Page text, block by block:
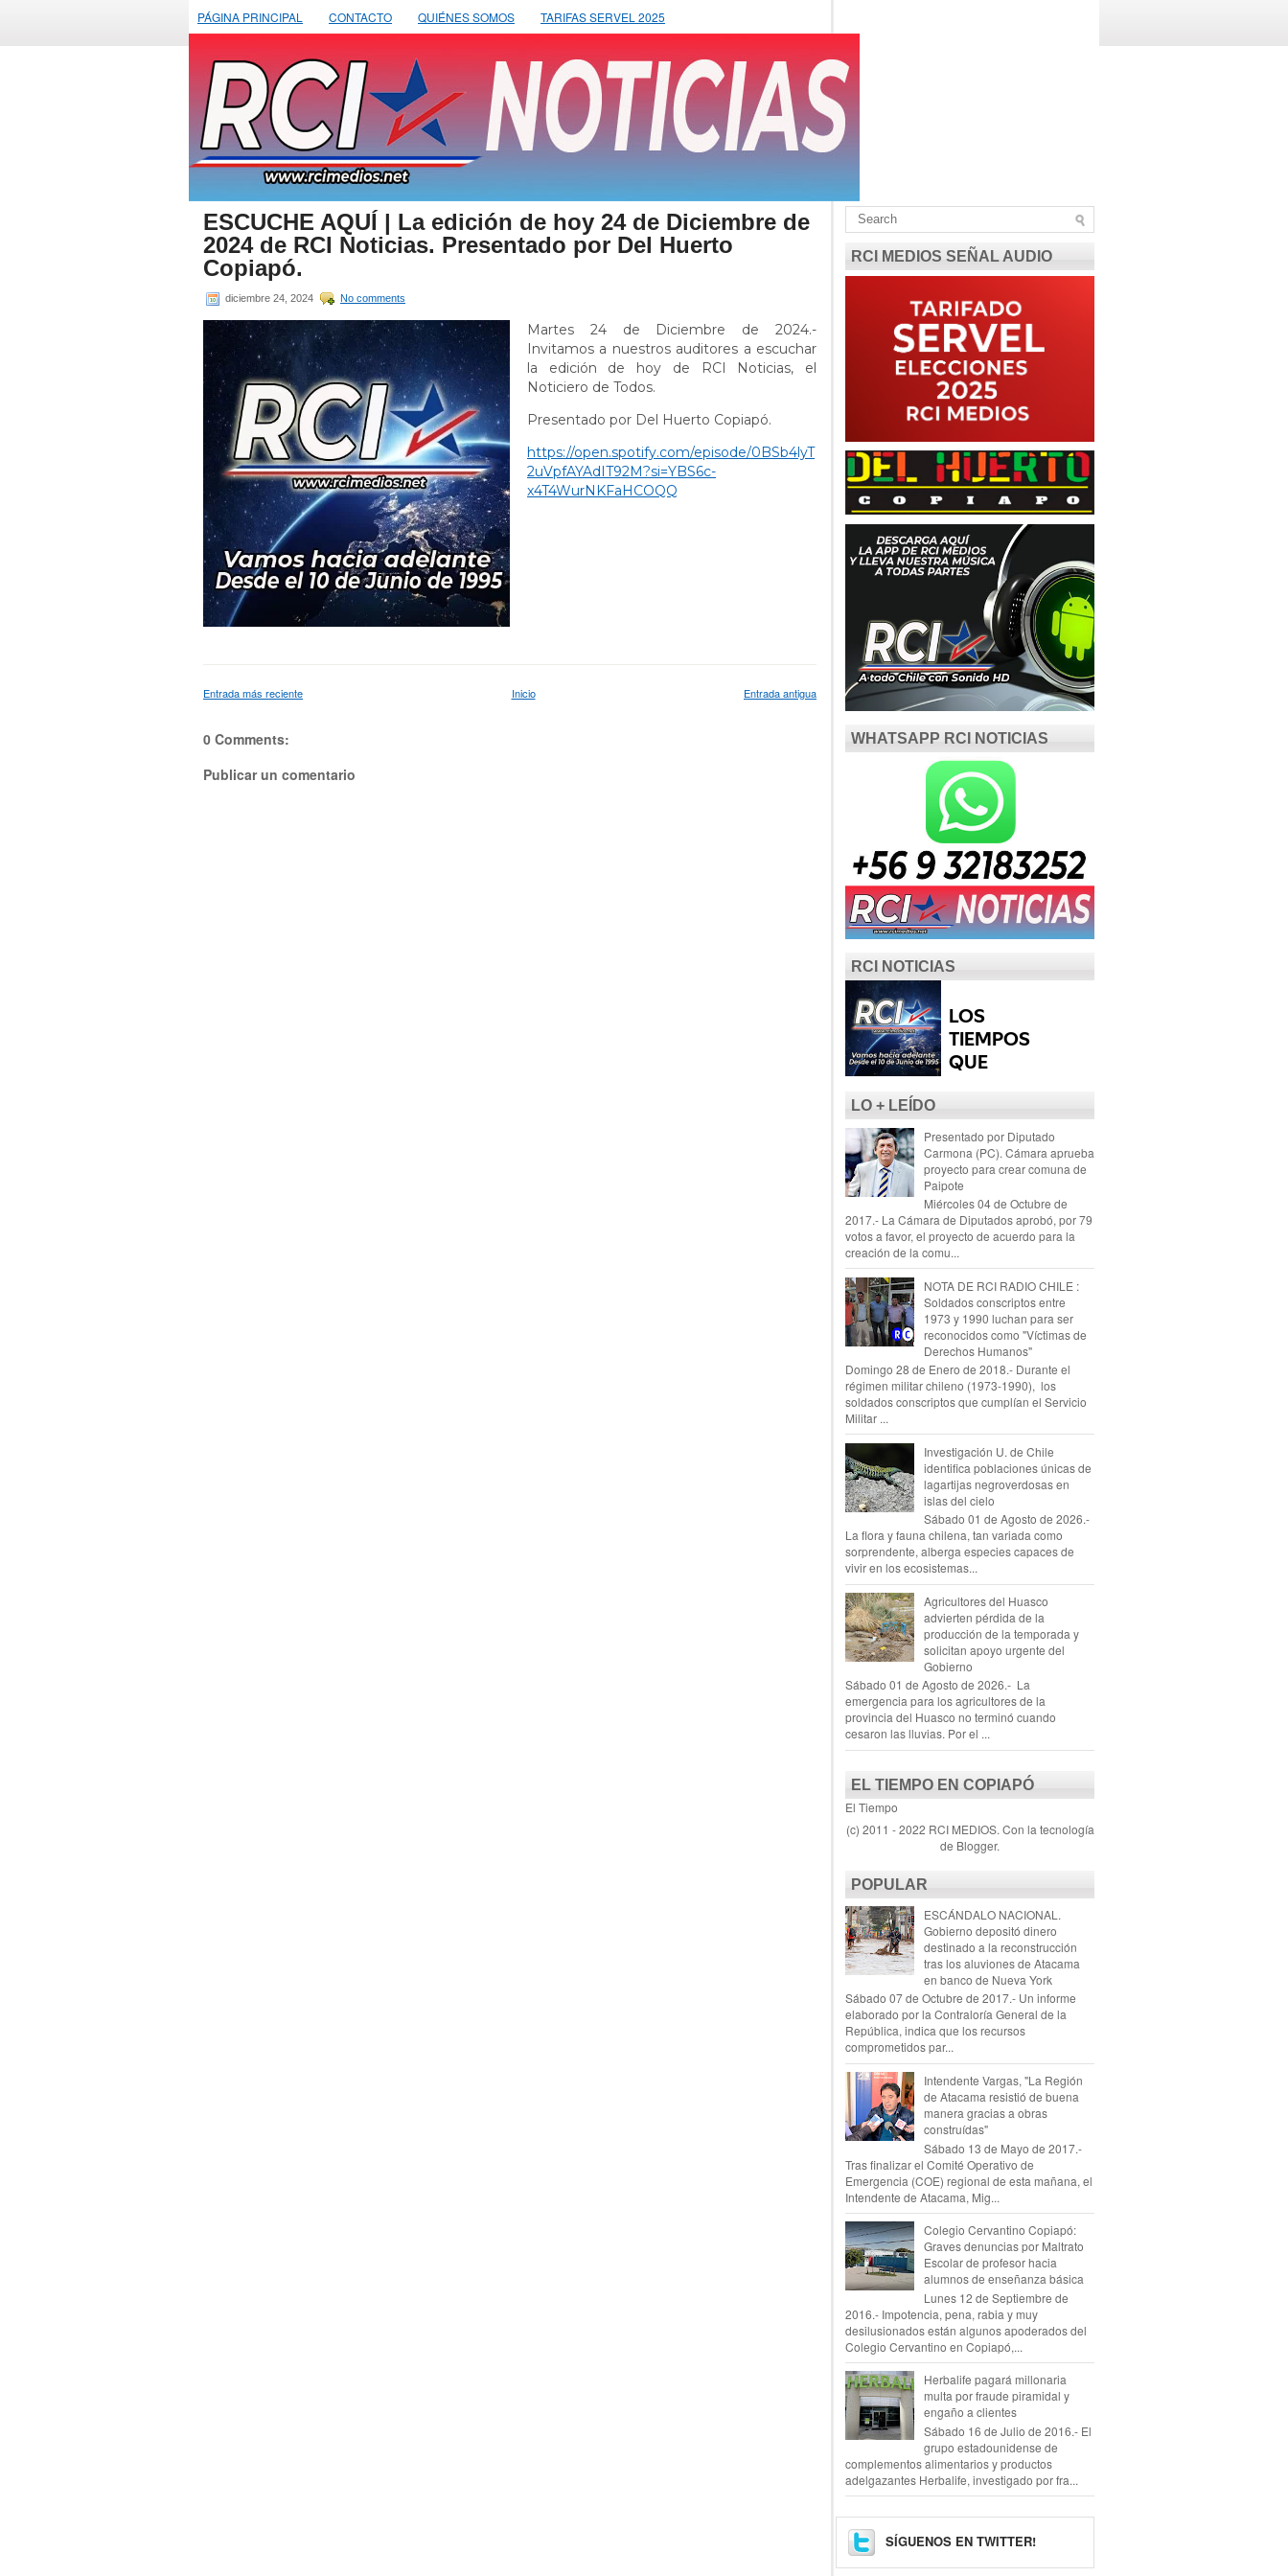
PÁGINA PRINCIPAL CONTACTO QUIÉNES SOMOS TARIFAS SERVEL 2025
ESCUCHE AQUÍ | La edición de hoy 24 de Diciembre de
2024 de RCI Noticias. Presentado por Del Huerto
Copiapó.
diciembre 24, 2024 No comments
Martes 24 de Diciembre de 2024.-
Invitamos a nuestros auditores a escuchar
la edición de hoy de RCI Noticias, el
Noticiero de Todos.
Presentado por Del Huerto Copiapó.
https://open.spotify.com/episode/0BSb4lyT
2uVpfAYAdIT92M?si=YBS6c-
x4T4WurNKFaHCOQQ
Entrada más reciente Entrada antigua
Inicio
0 Comments:
Publicar un comentario
RCI MEDIOS SEÑAL AUDIO
WHATSAPP RCI NOTICIAS
RCI NOTICIAS
LO + LEÍDO
Presentado por Diputado
Carmona (PC). Cámara aprueba
proyecto para crear comuna de
Paipote
Miércoles 04 de Octubre de
2017.- La Cámara de Diputados aprobó, por 79
votos a favor, el proyecto de acuerdo para la
creación de la comu...
NOTA DE RCI RADIO CHILE :
Soldados conscriptos entre
1973 y 1990 luchan para ser
reconocidos como "Víctimas de
Derechos Humanos"
Domingo 28 de Enero de 2018.- Durante el
régimen militar chileno (1973-1990), los
soldados conscriptos que cumplían el Servicio
Militar ...
Investigación U. de Chile
identifica poblaciones únicas de
lagartijas negroverdosas en
islas del cielo
Sábado 01 de Agosto de 2026.-
La flora y fauna chilena, tan variada como
sorprendente, alberga especies capaces de
vivir en los ecosistemas...
Agricultores del Huasco
advierten pérdida de la
producción de la temporada y
solicitan apoyo urgente del
Gobierno
Sábado 01 de Agosto de 2026.- La
emergencia para los agricultores de la
provincia del Huasco no terminó cuando
cesaron las lluvias. Por el ...
EL TIEMPO EN COPIAPÓ
El Tiempo
(c) 2011 - 2022 RCI MEDIOS. Con la tecnología
de Blogger.
POPULAR
ESCÁNDALO NACIONAL.
Gobierno depositó dinero
destinado a la reconstrucción
tras los aluviones de Atacama
en banco de Nueva York
Sábado 07 de Octubre de 2017.- Un informe
elaborado por la Contraloría General de la
República, indica que los recursos
comprometidos par...
Intendente Vargas, "La Región
de Atacama resistió de buena
manera gracias a obras
construídas"
Sábado 13 de Mayo de 2017.-
Tras finalizar el Comité Operativo de
Emergencia (COE) regional de esta mañana, el
Intendente de Atacama, Mig...
Colegio Cervantino Copiapó:
Graves denuncias por Maltrato
Escolar de profesor hacia
alumnos de enseñanza básica
Lunes 12 de Septiembre de
2016.- Impotencia, pena, rabia y muy
desilusionados están algunos apoderados del
Colegio Cervantino en Copiapó,...
Herbalife pagará millonaria
multa por fraude piramidal y
engaño a clientes
Sábado 16 de Julio de 2016.- El
grupo estadounidense de
complementos alimentarios y productos
adelgazantes Herbalife, investigado por fra...
SÍGUENOS EN TWITTER!